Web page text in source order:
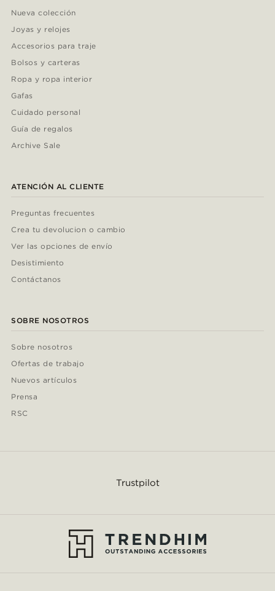
Nueva colección
Joyas y relojes
Accesorios para traje
Bolsos y carteras
Ropa y ropa interior
Gafas
Cuidado personal
Guía de regalos
Archive Sale
ATENCIÓN AL CLIENTE
Preguntas frecuentes
Crea tu devolucion o cambio
Ver las opciones de envío
Desistimiento
Contáctanos
SOBRE NOSOTROS
Sobre nosotros
Ofertas de trabajo
Nuevos artículos
Prensa
RSC
Trustpilot